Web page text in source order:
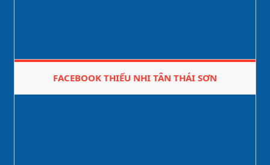
FACEBOOK THIẾU NHI TÂN THÁI SƠN